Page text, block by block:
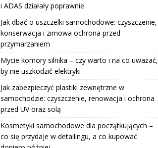
i ADAS działały poprawnie
Jak dbać o uszczelki samochodowe: czyszczenie,
konserwacja i zimowa ochrona przed
przymarzaniem
Mycie komory silnika – czy warto i na co uważać,
by nie uszkodzić elektryki
Jak zabezpieczyć plastiki zewnętrzne w
samochodzie: czyszczenie, renowacja i ochrona
przed UV oraz solą
Kosmetyki samochodowe dla początkujących –
co się przydaje w detailingu, a co kupować